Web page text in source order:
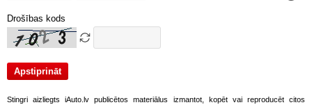
Drošības kods
Stingri aizliegts iAuto.lv publicētos materiālus izmantot, kopēt vai reproducēt citos